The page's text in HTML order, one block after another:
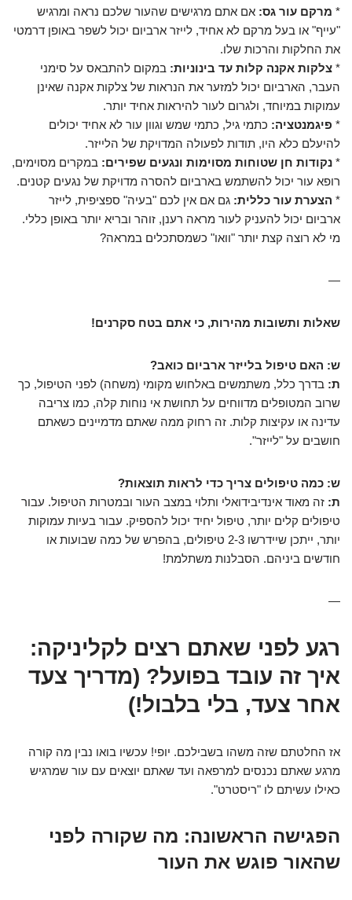
* מרקם עור גס: אם אתם מרגישים שהעור שלכם נראה ומרגיש
"עייף" או בעל מרקם לא אחיד, לייזר ארביום יכול לשפר באופן דרמטי
את החלקות והרכות שלו.
* צלקות אקנה קלות עד בינוניות: במקום להתבאס על סימני
העבר, הארביום יכול למזער את הנראות של צלקות אקנה שאינן
עמוקות במיוחד, ולגרום לעור להיראות אחיד יותר.
* פיגמנטציה: כתמי גיל, כתמי שמש וגוון עור לא אחיד יכולים
להיעלם כלא היו, תודות לפעולה המדויקת של הלייזר.
* נקודות חן שטוחות מסוימות ונגעים שפירים: במקרים מסוימים,
רופא עור יכול להשתמש בארביום להסרה מדויקת של נגעים קטנים.
* הצערת עור כללית: גם אם אין לכם "בעיה" ספציפית, לייזר
ארביום יכול להעניק לעור מראה רענן, זוהר ובריא יותר באופן כללי.
מי לא רוצה קצת יותר "וואו" כשמסתכלים במראה?
—
שאלות ותשובות מהירות, כי אתם בטח סקרנים!
ש: האם טיפול בלייזר ארביום כואב?
ת: בדרך כלל, משתמשים באלחוש מקומי (משחה) לפני הטיפול, כך
שרוב המטופלים מדווחים על תחושת אי נוחות קלה, כמו צריבה
עדינה או עקיצות קלות. זה רחוק ממה שאתם מדמיינים כשאתם
חושבים על "לייזר".
ש: כמה טיפולים צריך כדי לראות תוצאות?
ת: זה מאוד אינדיבידואלי ותלוי במצב העור ובמטרות הטיפול. עבור
טיפולים קלים יותר, טיפול יחיד יכול להספיק. עבור בעיות עמוקות
יותר, ייתכן שיידרשו 2-3 טיפולים, בהפרש של כמה שבועות או
חודשים ביניהם. הסבלנות משתלמת!
—
רגע לפני שאתם רצים לקליניקה:
איך זה עובד בפועל? (מדריך צעד
אחר צעד, בלי בלבול!)
אז החלטתם שזה משהו בשבילכם. יופי! עכשיו בואו נבין מה קורה
מרגע שאתם נכנסים למרפאה ועד שאתם יוצאים עם עור שמרגיש
כאילו עשיתם לו "ריסטרט".
הפגישה הראשונה: מה שקורה לפני
שהאור פוגש את העור